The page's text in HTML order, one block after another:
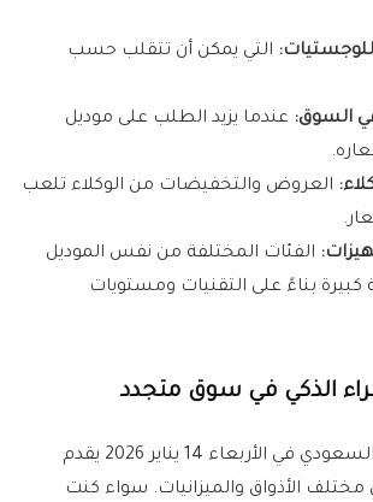
التي يمكن أن تتقلب حسب
السوق: عندما يزيد الطلب على موديل
العروض والتخفيضات من الوكلاء تلعب
الفئات المختلفة من نفس الموديل
بناءً على التقنيات ومستويات
الذكي في سوق متجدد
إن سوق السيارات السعودي في الأربعاء 14 يناير 2026 يقدم
الأذواق والميزانيات. سواء كنت